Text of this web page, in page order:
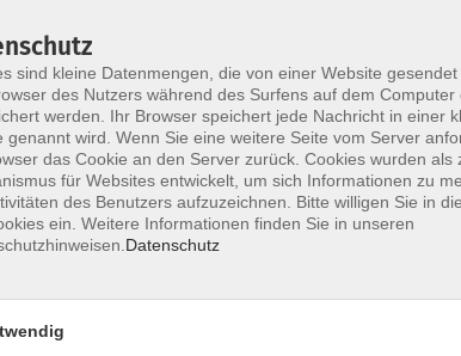
sind kleine Datenmengen, die von einer Website
des Nutzers während des Surfens auf dem Computer
werden. Ihr Browser speichert jede Nachricht in einer
genannt wird. Wenn Sie eine weitere Seite vom Server
das Cookie an den Server zurück. Cookies wurden als
für Websites entwickelt, um sich Informationen zu
des Benutzers aufzuzeichnen. Bitte willigen Sie in
ein. Weitere Informationen finden Sie in unseren
Datenschutz